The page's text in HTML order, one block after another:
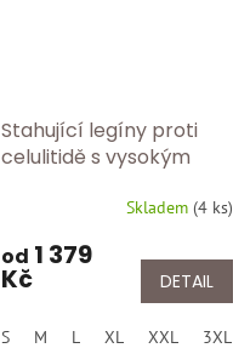
Stahující legíny proti
celulitidě s vysokým
efekt FC 609Y/černa
produktu
je
Skladem (4 ks)
od 1 379
Kč DETAIL
S M L XL XXL 3XL